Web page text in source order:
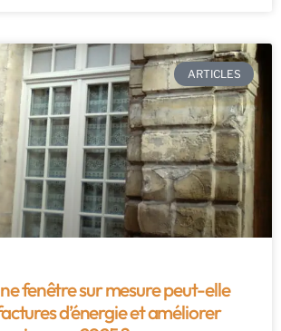
ARTICLES
fenêtre sur mesure peut-elle
d’énergie et améliorer